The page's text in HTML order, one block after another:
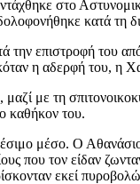
στο
κατά τη
την επιστροφή του
η αδερφή του, η
με τη
καθήκον του.
μέσο. Ο
που τον είδαν
εκεί